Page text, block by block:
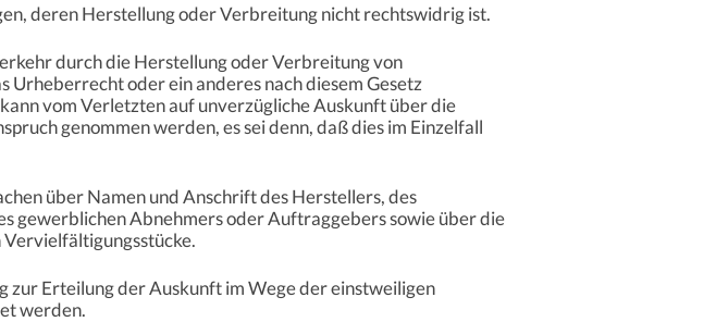
deren Herstellung oder Verbreitung nicht rechtswidrig ist.
durch die Herstellung oder Verbreitung von
Urheberrecht oder ein anderes nach diesem Gesetz
vom Verletzten auf unverzügliche Auskunft über die
genommen werden, es sei denn, daß dies im Einzelfall
über Namen und Anschrift des Herstellers, des
gewerblichen Abnehmers oder Auftraggebers sowie über die
zur Erteilung der Auskunft im Wege der einstweiligen
werden.